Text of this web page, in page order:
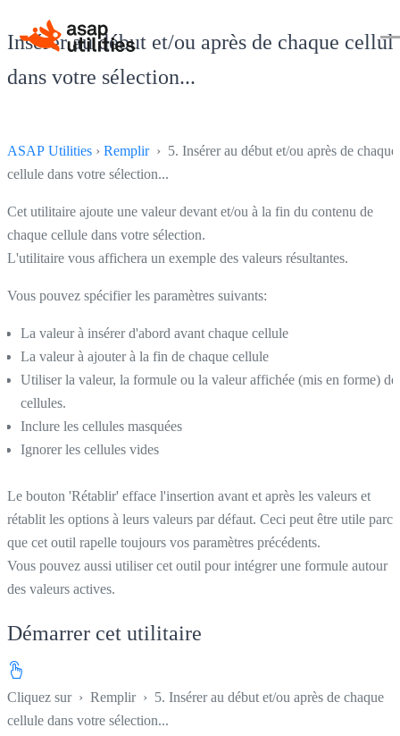
Insérer au début et/ou après de chaque
dans votre sélection...
ASAP Utilities › Remplir› 5. Insérer au début et/ou après de chaque
cellule dans votre sélection...
Cet utilitaire ajoute une valeur devant et/ou à la fin du contenu de
chaque cellule dans votre sélection.
L'utilitaire vous affichera un exemple des valeurs résultantes.
Vous pouvez spécifier les paramètres suivants:
La valeur à insérer d'abord avant chaque cellule
La valeur à ajouter à la fin de chaque cellule
Utiliser la valeur, la formule ou la valeur affichée (mis en forme)
cellules.
Inclure les cellules masquées
Ignorer les cellules vides
Le bouton 'Rétablir' efface l'insertion avant et après les valeurs et
rétablit les options à leurs valeurs par défaut. Ceci peut être utile parce
que cet outil rapelle toujours vos paramètres précédents.
Vous pouvez aussi utiliser cet outil pour intégrer une formule autour
des valeurs actives.
Démarrer cet utilitaire
Cliquez sur › Remplir› 5. Insérer au début et/ou après de chaque
cellule dans votre sélection...